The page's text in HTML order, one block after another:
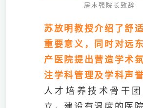
房木强院长致辞
苏放明教授介绍了舒
重要意义，同时对远
产医院提出营造学术
注学科管理及学科声
人才培养技术骨干